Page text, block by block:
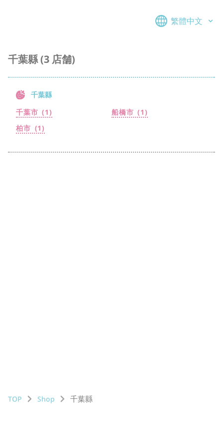
繁體中文
千葉縣 (3 店舗)
千葉縣
千葉市
船橋市
柏市
TOP Shop 千葉縣